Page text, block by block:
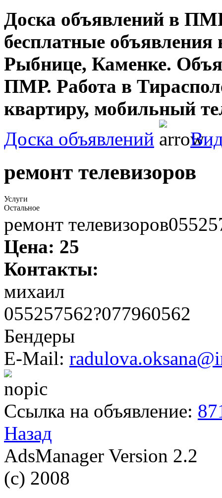
Доска объявлений в
бесплатные объявления
Рыбнице, Каменке.
ПМР. Работа в
квартиру, мобильный
Доска объявлений
ремонт телевизоров
Услуги
Остальное
ремонт
Цена: 25
Контакты:
михаил
055257562?077960562
Бендеры
E-Mail:
Ссылка на объявление:
Назад
AdsManager Version 2.2
(c) 2008